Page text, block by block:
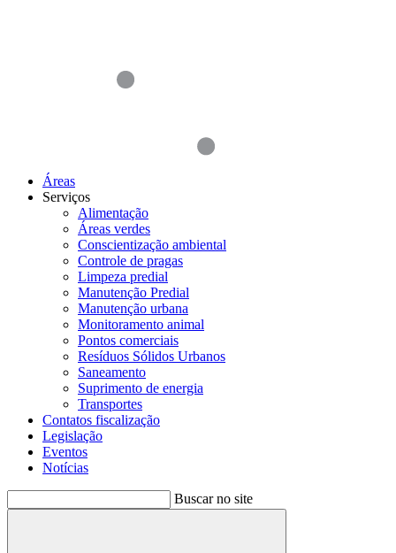
Áreas
Serviços
Alimentação
Áreas verdes
Conscientização ambiental
Controle de pragas
Limpeza predial
Manutenção Predial
Manutenção urbana
Monitoramento animal
Pontos comerciais
Resíduos Sólidos Urbanos
Saneamento
Suprimento de energia
Transportes
Contatos fiscalização
Legislação
Eventos
Notícias
Buscar no site